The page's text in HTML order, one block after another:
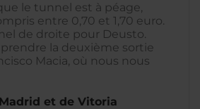
le tunnel est à péage,
entre 0,70 et 1,70 euro.
de droite pour Deusto.
la deuxième sortie
Macia, où nous nous
et de Vitoria